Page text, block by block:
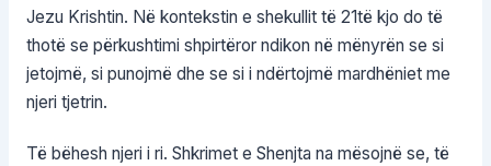
Jezu Krishtin. Në kontekstin e shekullit të 21të kjo do të
thotë se përkushtimi shpirtëror ndikon në mënyrën se si
jetojmë, si punojmë dhe se si i ndërtojmë mardhëniet me
njeri tjetrin.
Të bëhesh njeri i ri. Shkrimet e Shenjta na mësojnë se, të